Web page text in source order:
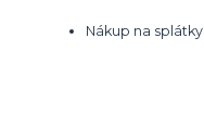
Nákup na